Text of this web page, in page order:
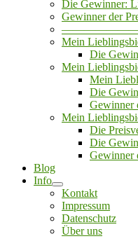
Die Gewinner:
Gewinner der
Mein
Die
Mein
Mein
Die
Gewinner
Mein
Die
Die
Gewinner
Blog
Info
Kontakt
Impressum
Datenschutz
Über uns